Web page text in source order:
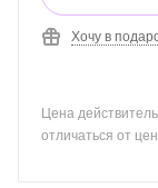
Хочу в
Цена
отличаться от